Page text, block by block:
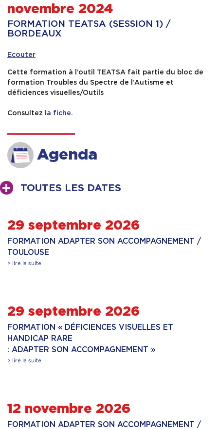
Contact & Accès
novembre 2024
FORMATION TEATSA (SESSION 1) /
BORDEAUX
Ecouter
Cette formation à l’outil TEATSA fait partie du bloc de
formation Troubles du Spectre de l’Autisme et
déficiences visuelles/Outils
Consultez la fiche.
Agenda
TOUTES LES DATES
29 septembre 2026
FORMATION ADAPTER SON ACCOMPAGNEMENT /
TOULOUSE
> lire la suite
29 septembre 2026
FORMATION « DÉFICIENCES VISUELLES ET
HANDICAP RARE
: ADAPTER SON ACCOMPAGNEMENT »
> lire la suite
12 novembre 2026
FORMATION ADAPTER SON ACCOMPAGNEMENT /